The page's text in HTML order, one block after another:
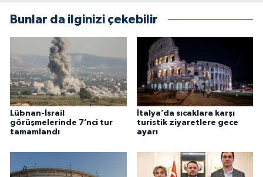
Bunlar da ilginizi çekebilir
Lübnan-İsrail
görüşmelerinde 7’nci tur
tamamlandı
İtalya’da sıcaklara karşı
turistik ziyaretlere gece
ayarı